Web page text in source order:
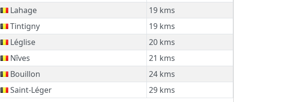
Lahage
19 kms
Tintigny
19 kms
Léglise
20 kms
Nîves
21 kms
Bouillon
24 kms
Saint-Léger 29 kms